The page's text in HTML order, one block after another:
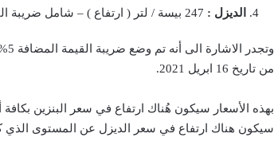
الديزل :
من تاريخ 16 ابريل 2021.
بهذه الأسعار سيكون هُناك ارتفاع في سعر البنزين
سيكون هناك ارتفاع في سعر الديزل عن المستوى الذي كان